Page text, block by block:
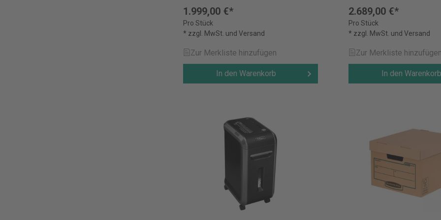
1.999,00 €*
Pro Stück
* zzgl. MwSt. und Versand
Zur Merkliste hinzufügen
In den Warenkorb
2.689,00 €*
Pro Stück
* zzgl. MwSt. und Versand
Zur Merkliste
In den Warenkorb